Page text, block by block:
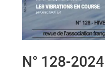
N° 128-